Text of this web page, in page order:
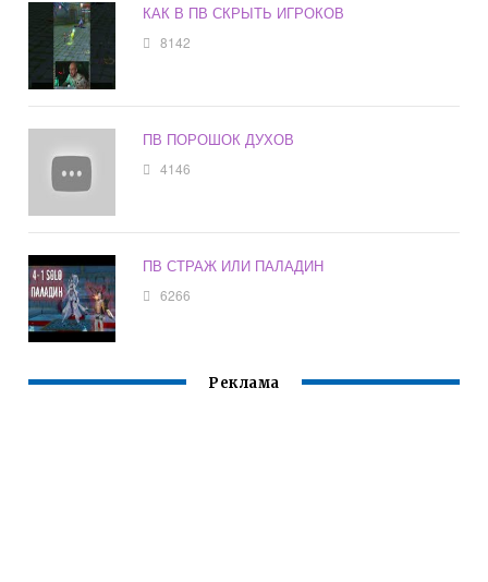
КАК В ПВ СКРЫТЬ ИГРОКОВ
8142
ПВ ПОРОШОК ДУХОВ
4146
ПВ СТРАЖ ИЛИ ПАЛАДИН
6266
Реклама